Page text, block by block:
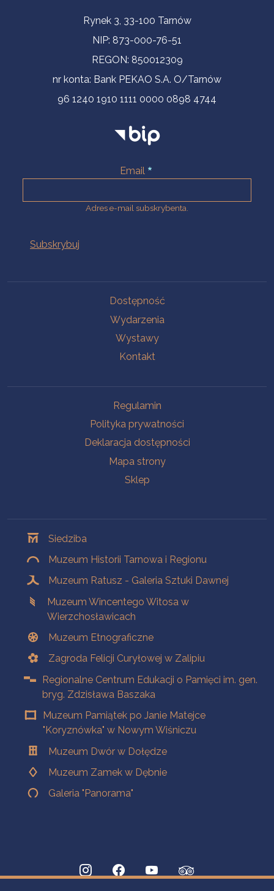
Informacje kontaktoweRynek 3, 33-100 Tarnów
NIP: 873-000-76-51
REGON: 850012309
nr konta: Bank PEKAO S.A. O/Tarnów
96 1240 1910 1111 0000 0898 4744
Email
Adres e-mail subskrybenta.
Dostępność
Wydarzenia
Wystawy
Kontakt
Regulamin
Polityka prywatności
Deklaracja dostępności
Mapa strony
Sklep
Siedziba
Muzeum Historii Tarnowa i Regionu
Muzeum Ratusz - Galeria Sztuki Dawnej
Muzeum Wincentego Witosa w
Wierzchosławicach
Muzeum Etnograficzne
Zagroda Felicji Curyłowej w Zalipiu
Regionalne Centrum Edukacji o Pamięci im. gen.
bryg. Zdzisława Baszaka
Muzeum Pamiątek po Janie Matejce
"Koryznówka" w Nowym Wiśniczu
Muzeum Dwór w Dołędze
Muzeum Zamek w Dębnie
Galeria "Panorama"